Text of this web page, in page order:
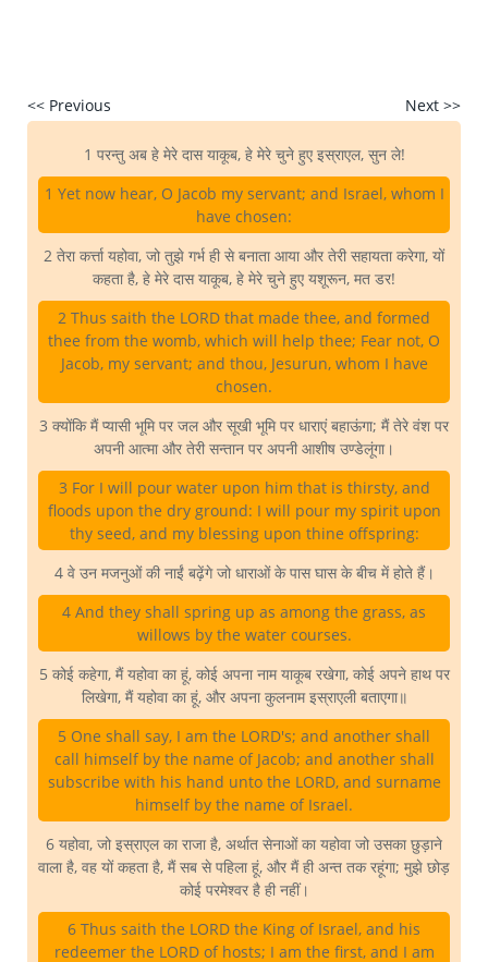
<< Previous Next >>
1 परन्तु अब हे मेरे दास याकूब, हे मेरे चुने हुए इस्राएल, सुन ले!
1 Yet now hear, O Jacob my servant; and Israel, whom I
have chosen:
2 तेरा कर्त्ता यहोवा, जो तुझे गर्भ ही से बनाता आया और तेरी सहायता करेगा, यों
कहता है, हे मेरे दास याकूब, हे मेरे चुने हुए यशूरून, मत डर!
2 Thus saith the LORD that made thee, and formed
thee from the womb, which will help thee; Fear not, O
Jacob, my servant; and thou, Jesurun, whom I have
chosen.
3 क्योंकि मैं प्यासी भूमि पर जल और सूखी भूमि पर धाराएं बहाऊंगा; मैं तेरे वंश पर
अपनी आत्मा और तेरी सन्तान पर अपनी आशीष उण्डेलूंगा।
3 For I will pour water upon him that is thirsty, and
floods upon the dry ground: I will pour my spirit upon
thy seed, and my blessing upon thine offspring:
4 वे उन मजनुओं की नाईं बढ़ेंगे जो धाराओं के पास घास के बीच में होते हैं।
4 And they shall spring up as among the grass, as
willows by the water courses.
5 कोई कहेगा, मैं यहोवा का हूं, कोई अपना नाम याकूब रखेगा, कोई अपने हाथ पर
लिखेगा, मैं यहोवा का हूं, और अपना कुलनाम इस्राएली बताएगा॥
5 One shall say, I am the LORD's; and another shall
call himself by the name of Jacob; and another shall
subscribe with his hand unto the LORD, and surname
himself by the name of Israel.
6 यहोवा, जो इस्राएल का राजा है, अर्थात सेनाओं का यहोवा जो उसका छुड़ाने
वाला है, वह यों कहता है, मैं सब से पहिला हूं, और मैं ही अन्त तक रहूंगा; मुझे छोड़
कोई परमेश्वर है ही नहीं।
6 Thus saith the LORD the King of Israel, and his
redeemer the LORD of hosts; I am the first, and I am